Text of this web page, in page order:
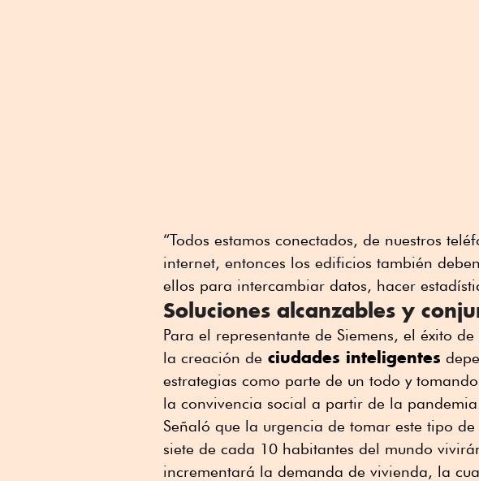
“Todos estamos conectados, de nuestros
internet, entonces los edificios también
ellos para intercambiar datos, hacer
Soluciones alcanzables y
Para el representante de Siemens, el éxito
la creación de ciudades inteligentes
estrategias como parte de un todo y
la convivencia social a partir de la
Señaló que la urgencia de tomar este tipo
siete de cada 10 habitantes del mundo
incrementará la demanda de vivienda, la